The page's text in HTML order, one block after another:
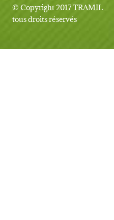
© Copyright 2017 TRAMIL
tous droits réservés